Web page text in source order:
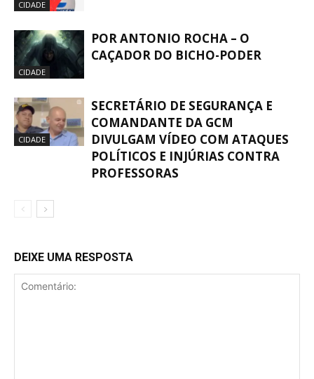
CIDADE
CIDADE
POR ANTONIO ROCHA – O
CAÇADOR DO BICHO-PODER
CIDADE
SECRETÁRIO DE SEGURANÇA E
COMANDANTE DA GCM
DIVULGAM VÍDEO COM ATAQUES
POLÍTICOS E INJÚRIAS CONTRA
PROFESSORAS
DEIXE UMA RESPOSTA